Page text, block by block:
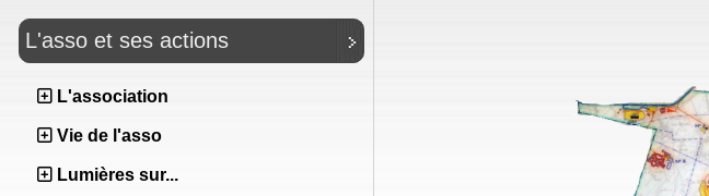
L'asso et ses actions
L'association
Vie de l'asso
Lumières sur...